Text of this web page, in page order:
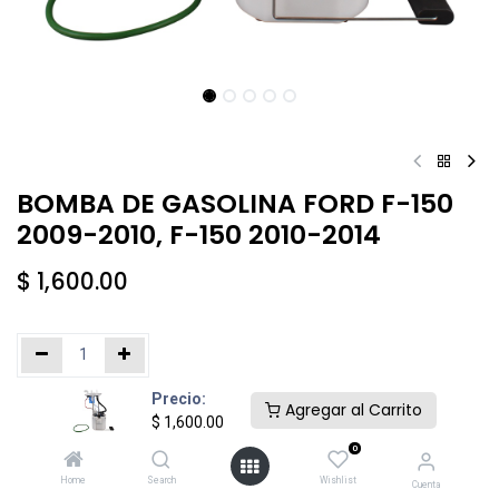
Precio:
$ 1,600.00
Agregar al Carrito
Home Search
0
Wishlist Cuenta
BOMBA DE GASOLINA FORD F-150
2009-2010, F-150 2010-2014
$ 1,600.00
Añadir al carrito Comprar ahora
Agregar a la lista de deseos